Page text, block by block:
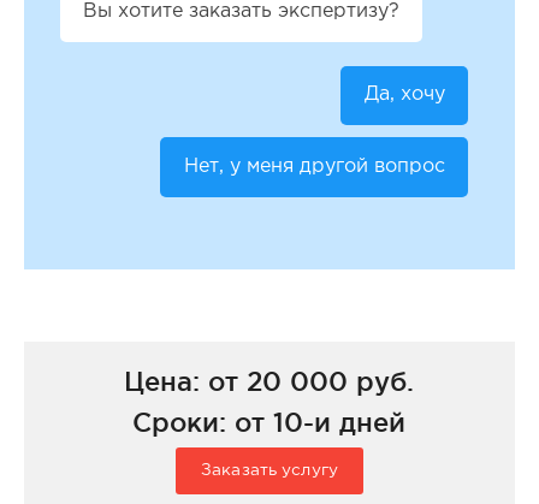
Вы хотите заказать экспертизу?
Да, хочу
Нет, у меня другой вопрос
Цена: от 20 000 руб.
Сроки: от 10-и дней
Заказать услугу